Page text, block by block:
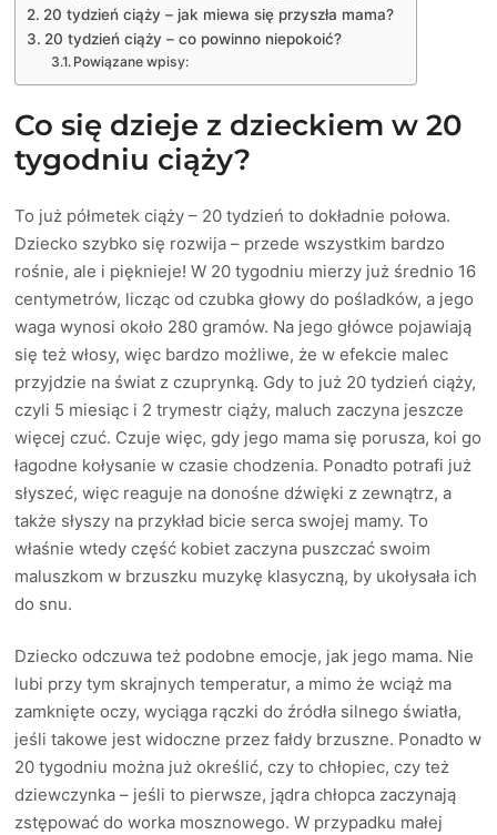
20 tydzień ciąży – jak miewa się przyszła mama?
20 tydzień ciąży – co powinno niepokoić?
Powiązane wpisy:
Co się dzieje z dzieckiem w 20
tygodniu ciąży?
To już półmetek ciąży – 20 tydzień to dokładnie połowa.
Dziecko szybko się rozwija – przede wszystkim bardzo
rośnie, ale i pięknieje! W 20 tygodniu mierzy już średnio 16
centymetrów, licząc od czubka głowy do pośladków, a jego
waga wynosi około 280 gramów. Na jego główce pojawiają
się też włosy, więc bardzo możliwe, że w efekcie malec
przyjdzie na świat z czuprynką. Gdy to już 20 tydzień ciąży,
czyli 5 miesiąc i 2 trymestr ciąży, maluch zaczyna jeszcze
więcej czuć. Czuje więc, gdy jego mama się porusza, koi go
łagodne kołysanie w czasie chodzenia. Ponadto potrafi już
słyszeć, więc reaguje na donośne dźwięki z zewnątrz, a
także słyszy na przykład bicie serca swojej mamy. To
właśnie wtedy część kobiet zaczyna puszczać swoim
maluszkom w brzuszku muzykę klasyczną, by ukołysała ich
do snu.
Dziecko odczuwa też podobne emocje, jak jego mama. Nie
lubi przy tym skrajnych temperatur, a mimo że wciąż ma
zamknięte oczy, wyciąga rączki do źródła silnego światła,
jeśli takowe jest widoczne przez fałdy brzuszne. Ponadto w
20 tygodniu można już określić, czy to chłopiec, czy też
dziewczynka – jeśli to pierwsze, jądra chłopca zaczynają
zstępować do worka mosznowego. W przypadku małej